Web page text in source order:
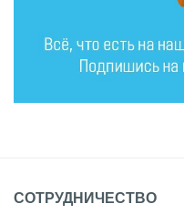
СОТРУДНИЧЕСТВО